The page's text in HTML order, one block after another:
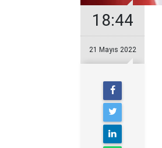
18:44
21 Mayıs 2022